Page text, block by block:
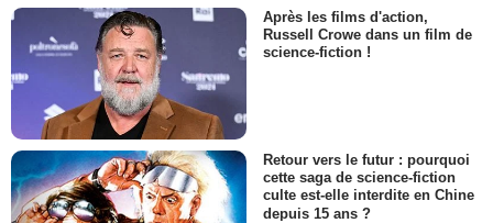
Après les films d'action,
Russell Crowe dans un film de
science-fiction !
Retour vers le futur : pourquoi
cette saga de science-fiction
culte est-elle interdite en Chine
depuis 15 ans ?